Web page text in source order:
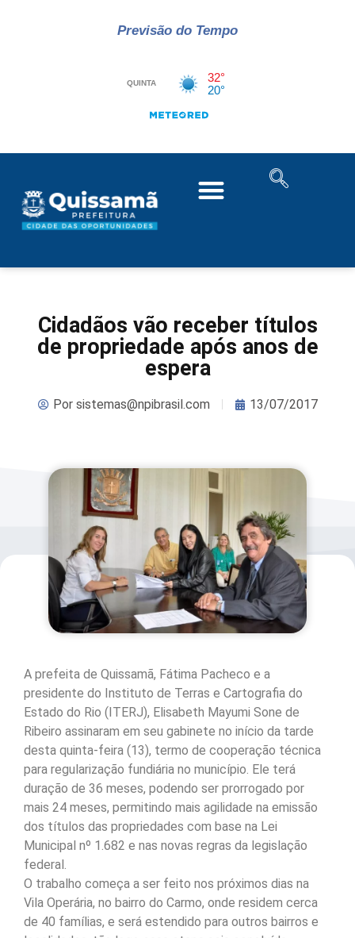
Previsão do Tempo
Cidadãos vão receber títulos
de propriedade após anos de
espera
Porsistemas@npibrasil.com 13/07/2017
A prefeita de Quissamã, Fátima Pacheco e a
presidente do Instituto de Terras e Cartografia do
Estado do Rio (ITERJ), Elisabeth Mayumi Sone de
Ribeiro assinaram em seu gabinete no início da tarde
desta quinta-feira (13), termo de cooperação técnica
para regularização fundiária no município. Ele terá
duração de 36 meses, podendo ser prorrogado por
mais 24 meses, permitindo mais agilidade na emissão
dos títulos das propriedades com base na Lei
Municipal nº 1.682 e nas novas regras da legislação
federal.
O trabalho começa a ser feito nos próximos dias na
Vila Operária, no bairro do Carmo, onde residem cerca
de 40 famílias, e será estendido para outros bairros e